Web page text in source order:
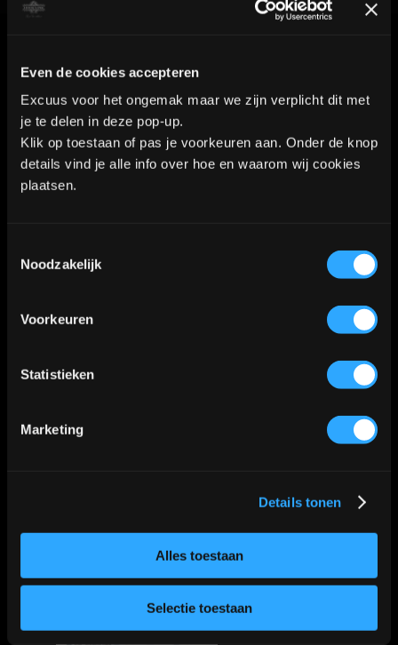
Even de cookies accepteren
Excuus voor het ongemak maar we zijn verplicht dit met
je te delen in deze pop-up.
Klik op toestaan of pas je voorkeuren aan. Onder de knop
details vind je alle info over hoe en waarom wij cookies
plaatsen.
Noodzakelijk
Voorkeuren
Statistieken
Marketing
Details tonen
Alles toestaan
Selectie toestaan
Contact
Industrieweg 8a2
2712LB Zoetermeer
KVK nummer: 90552571 | BTW nummer: NL002036941B22 |
Kaart